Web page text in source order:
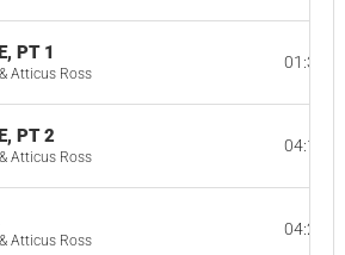
PT 1
Atticus Ross
01:33
PT 2
Atticus Ross
04:15
Atticus Ross
04:25